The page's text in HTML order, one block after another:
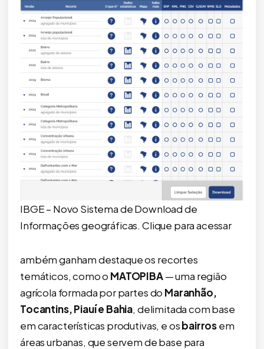
IBGE – Novo Sistema de Download de
Informações geográficas. Clique para acessar
ambém ganham destaque os recortes
temáticos, como o MATOPIBA— uma região
agrícola formada por partes do Maranhão,
Tocantins, Piauí e Bahia, delimitada com base
em características produtivas, e osbairrosem
áreas urbanas, que servem de base para